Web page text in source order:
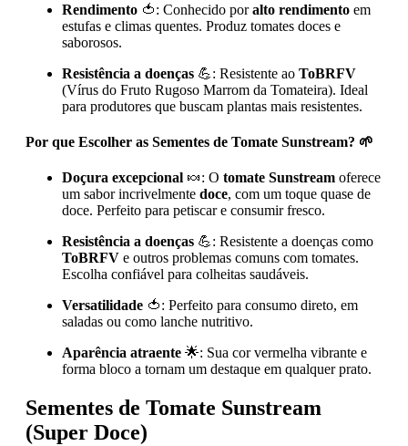
Rendimento 🍅: Conhecido poralto rendimento em
estufas e climas quentes. Produz tomates doces e
saborosos.
Resistência a doenças 💪: Resistente ao ToBRFV
(Vírus do Fruto Rugoso Marrom da Tomateira). Ideal
para produtores que buscam plantas mais resistentes.
Por que Escolher as Sementes de Tomate Sunstream? 🌱
Doçura excepcional 🍬: O tomate Sunstream oferece
um sabor incrivelmente doce, com um toque quase de
doce. Perfeito para petiscar e consumir fresco.
Resistência a doenças 💪: Resistente a doenças como
ToBRFV e outros problemas comuns com tomates.
Escolha confiável para colheitas saudáveis.
Versatilidade 🍅: Perfeito para consumo direto, em
saladas ou como lanche nutritivo.
Aparência atraente 🌟: Sua cor vermelha vibrante e
forma bloco a tornam um destaque em qualquer prato.
Sementes de Tomate Sunstream
(Super Doce)